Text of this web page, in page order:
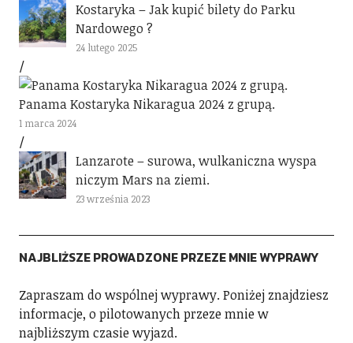
Kostaryka – Jak kupić bilety do Parku
Nardowego ?
24 lutego 2025
Panama Kostaryka Nikaragua 2024 z grupą.
1 marca 2024
Lanzarote – surowa, wulkaniczna wyspa
niczym Mars na ziemi.
23 września 2023
NAJBLIŻSZE PROWADZONE PRZEZE MNIE WYPRAWY
Zapraszam do wspólnej wyprawy. Poniżej znajdziesz
informacje, o pilotowanych przeze mnie w
najbliższym czasie wyjazd.